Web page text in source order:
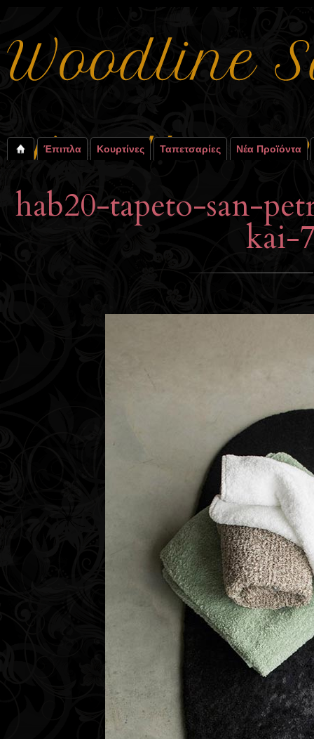
Έπιπλα Κουρτίνες Ταπετσαρίες Νέα Προϊόντα
hab20-tapeto-san-
kai-